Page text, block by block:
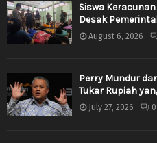
Siswa
Desak
August 6, 2026
Perry Mundur
Tukar Rupiah
July 27, 2026 0